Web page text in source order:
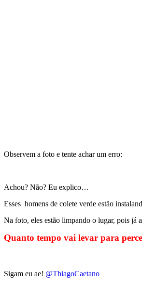
Observem a foto e tente achar um erro:
Achou? Não? Eu explico…
Esses homens de colete verde estão
Na foto, eles estão limpando o lugar, pois já
Quanto tempo vai levar para
Sigam eu ae! @ThiagoCaetano